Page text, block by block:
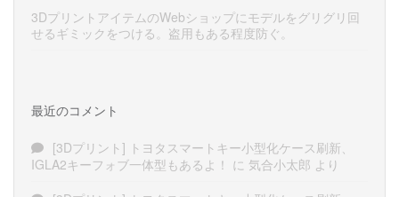
3DプリントアイテムのWebショップにモデルをグリグリ回
せるギミックをつける。盗用もある程度防ぐ。
最近のコメント
[3Dプリント] トヨタスマートキー小型化ケース刷新、
IGLA2キーフォブ一体型もあるよ！ に 気合小太郎 より